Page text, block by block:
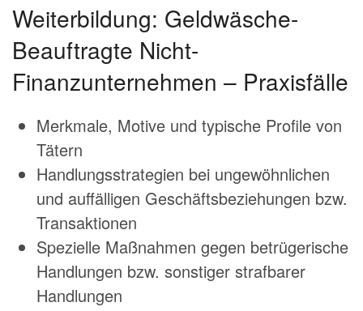
Weiterbildung: Geldwäsche-
Beauftragte Nicht-
Finanzunternehmen – Praxisfälle
Merkmale, Motive und typische Profile von
Tätern
Handlungsstrategien bei ungewöhnlichen
und auffälligen Geschäftsbeziehungen bzw.
Transaktionen
Spezielle Maßnahmen gegen betrügerische
Handlungen bzw. sonstiger strafbarer
Handlungen